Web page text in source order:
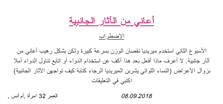
أعاني من الآثار الجانبية
الاضطراب
الأسبوع الثاني استخدم ميريديا نقصان الوزن بسرعة كبيرة ولكن بشكل رهيب أعاني من
آثار جانبية. لا أعرف ماذا أفعل بعد هذا أكف عن استخدام الدواء أو اتابع تناول الدواء آملا
بزوال الأعراض (النساء اللواتي يشربن الميريديا الرجاء كتابة كيف تواجهن الآثار الجانبية)
اكتبي في التعليقات
أم أنس امرأة العمر 32 08.09.2018